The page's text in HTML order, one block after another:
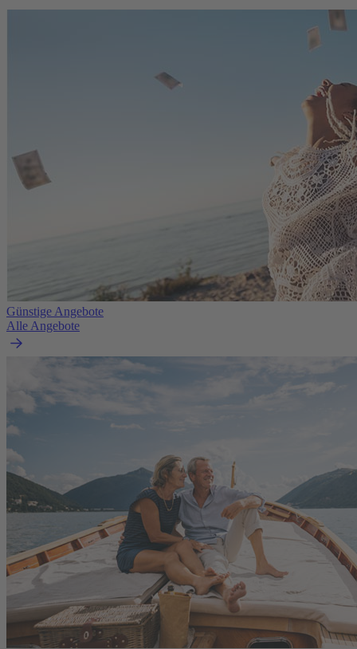
Günstige Angebote
Alle Angebote